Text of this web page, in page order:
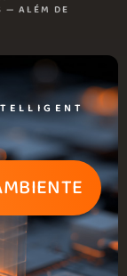
— ALÉM DE